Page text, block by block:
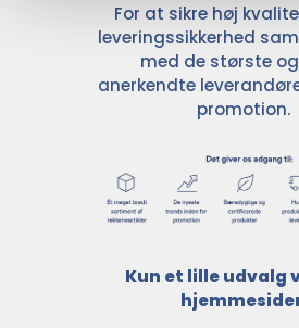
For at sikre høj
leveringssikkerhed
med de største
anerkendte
promotion.
Kun et lille udvalg